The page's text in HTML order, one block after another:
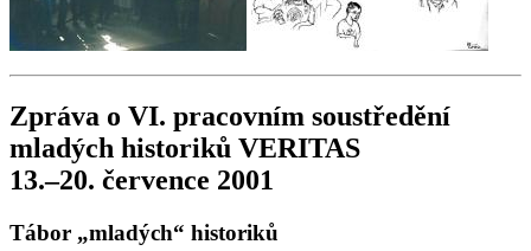
Zpráva o VI. pracovním soustředění
mladých historiků VERITAS
13.–20. července 2001
Tábor „mladých“ historiků